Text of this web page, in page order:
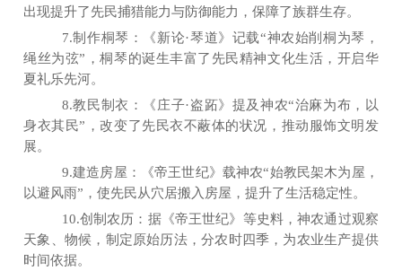
出现提升了先民捕猎能力与防御能力，保障了族群生存。
7.制作桐琴：《新论·琴道》记载“神农始削桐为琴，
绳丝为弦”，桐琴的诞生丰富了先民精神文化生活，开启华
夏礼乐先河。
8.教民制衣：《庄子·盗跖》提及神农“治麻为布，以
身衣其民”，改变了先民衣不蔽体的状况，推动服饰文明发
展。
9.建造房屋：《帝王世纪》载神农“始教民架木为屋，
以避风雨”，使先民从穴居搬入房屋，提升了生活稳定性。
10.创制农历：据《帝王世纪》等史料，神农通过观察
天象、物候，制定原始历法，分农时四季 ，为农业生产提供
时间依据。